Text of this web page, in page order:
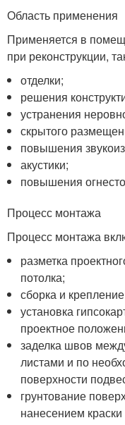
Область применения
Применяется в
при реконструкции,
отделки;
решения
устранения
скрытого
повышения
акустики;
повышения
Процесс монтажа
Процесс монтажа
разметка
потолка;
сборка и
установка
проектное
заделка швов
листами и по
поверхности
грунтование
нанесением